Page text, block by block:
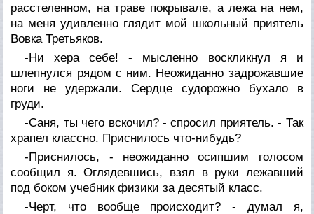
расстеленном, на траве покрывале, а лежа на нем,
на меня удивленно глядит мой школьный приятель
Вовка Третьяков.
-Ни хера себе! - мысленно воскликнул я и
шлепнулся рядом с ним. Неожиданно задрожавшие
ноги не удержали. Сердце судорожно бухало в
груди.
-Саня, ты чего вскочил? - спросил приятель. - Так
храпел классно. Приснилось что-нибудь?
-Приснилось, - неожиданно осипшим голосом
сообщил я. Оглядевшись, взял в руки лежавший
под боком учебник физики за десятый класс.
-Черт, что вообще происходит? - думал я,